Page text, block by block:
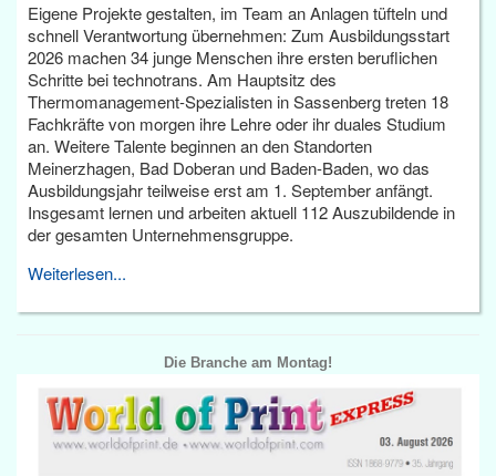
Eigene Projekte gestalten, im Team an Anlagen tüfteln und
schnell Verantwortung übernehmen: Zum Ausbildungsstart
2026 machen 34 junge Menschen ihre ersten beruflichen
Schritte bei technotrans. Am Hauptsitz des
Thermomanagement-Spezialisten in Sassenberg treten 18
Fachkräfte von morgen ihre Lehre oder ihr duales Studium
an. Weitere Talente beginnen an den Standorten
Meinerzhagen, Bad Doberan und Baden-Baden, wo das
Ausbildungsjahr teilweise erst am 1. September anfängt.
Insgesamt lernen und arbeiten aktuell 112 Auszubildende in
der gesamten Unternehmensgruppe.
Weiterlesen...
Die Branche am Montag!